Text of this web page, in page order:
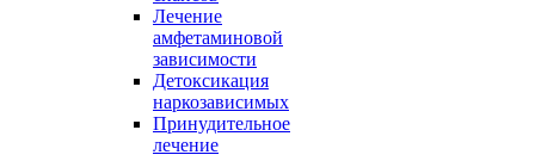
Лечение
амфетаминовой
зависимости
Детоксикация
наркозависимых
Принудительное
лечение